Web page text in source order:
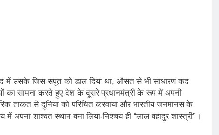
में उसके जिस सपूत को डाल दिया था, औसत से भी साधारण कद
का सामना करते हुए देश के दूसरे प्रधानमंत्री के रूप में अपनी
ताकत से दुनिया को परिचित करवाया और भारतीय जनमानस के
शाश्वत स्थान बना लिया-निश्चय ही “लाल बहादुर शास्त्री”।